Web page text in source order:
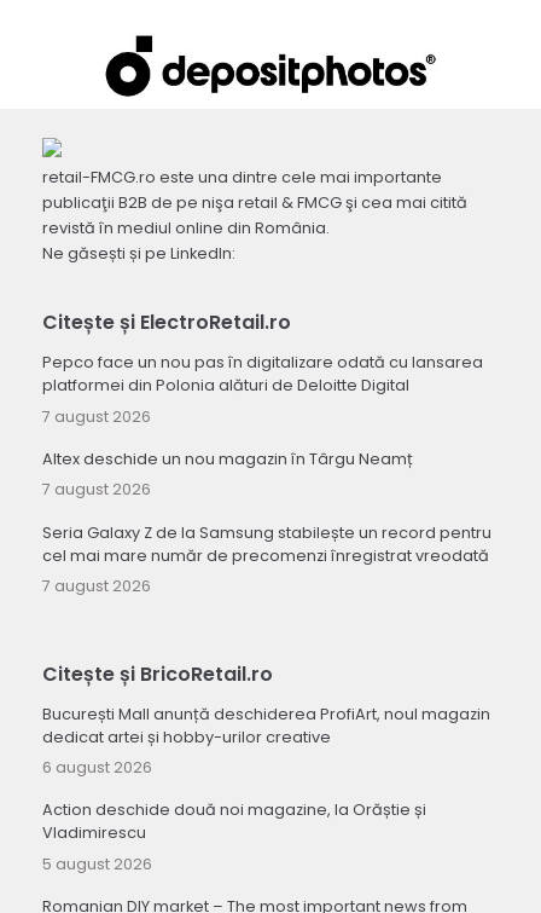
retail-FMCG.ro este una dintre cele mai importante
publicaţii B2B de pe nişa retail & FMCG şi cea mai citită
revistă în mediul online din România.
Ne găsești și pe LinkedIn:
Citește și ElectroRetail.ro
Pepco face un nou pas în digitalizare odată cu lansarea
platformei din Polonia alături de Deloitte Digital
7 august 2026
Altex deschide un nou magazin în Târgu Neamț
7 august 2026
Seria Galaxy Z de la Samsung stabilește un record pentru
cel mai mare număr de precomenzi înregistrat vreodată
7 august 2026
Citește și BricoRetail.ro
București Mall anunță deschiderea ProfiArt, noul magazin
dedicat artei și hobby-urilor creative
6 august 2026
Action deschide două noi magazine, la Orăștie și
Vladimirescu
5 august 2026
Romanian DIY market – The most important news from